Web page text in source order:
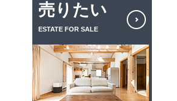
売りたい
ESTATE FOR SALE